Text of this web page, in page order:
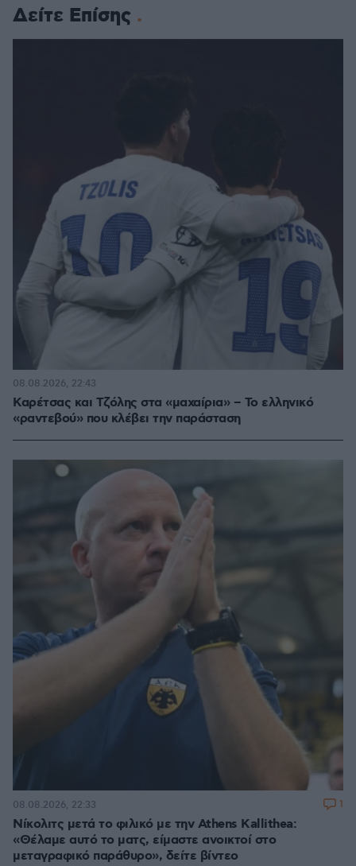
Δείτε Επίσης
Καρέτσας και Τζόλης στα «μαχαίρια» – Το ελληνικό
«ραντεβού» που κλέβει την παράσταση
08.08.2026, 22:43
Νίκολιτς μετά το φιλικό με την Athens Kallithea:
«Θέλαμε αυτό το ματς, είμαστε ανοικτοί στο
μεταγραφικό παράθυρο», δείτε βίντεο
08.08.2026, 22:33 1